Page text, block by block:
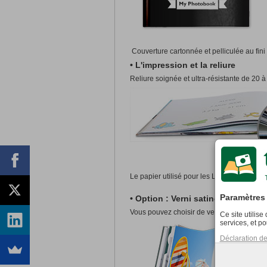
Couverture cartonnée et pelliculée au fini
• L'impression et la reliure
Reliure soignée et ultra-résistante de 20
Le papier utilisé pour les Livres Photo
• Option : Verni satiné
Vous pouvez choisir de vernir vos pages
Ce site utilise
services, et
Déclaration